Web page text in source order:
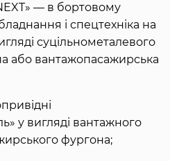
— в бортовому
і спецтехніка на
суцільнометалевого
або вантажопасажирська
у вигляді вантажного
фургона;